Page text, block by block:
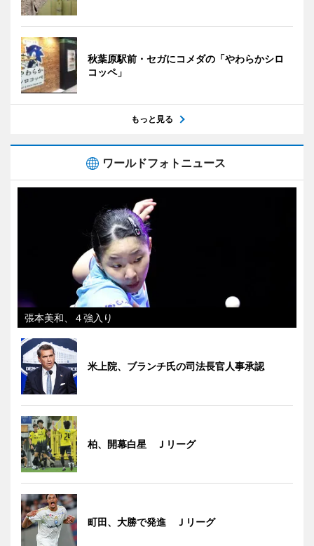
秋葉原駅前・セガにコメダの「やわらかシロ
コッペ」
もっと見る
ワールドフォトニュース
張本美和、４強入り
米上院、ブランチ氏の司法長官人事承認
柏、開幕白星 Ｊリーグ
町田、大勝で発進 Ｊリーグ